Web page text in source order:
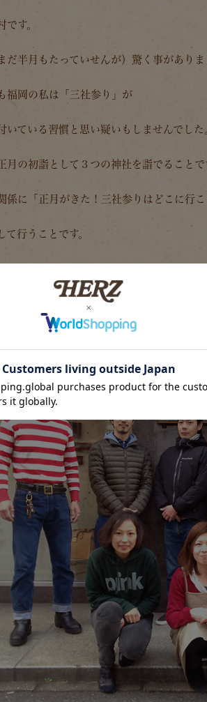
す。
だ半月もたっていせんが）驚く事がありま
福岡の私は「三社参り」が
いている習慣と思い疑いもしませんでした
月の初詣として３つの神社を詣でることで
係に「正月がきた！三社参りはどこに行こ
て行うことです。
福岡を中心にした九州地方と四国の一部
今年一番の驚きでした！
多工房では年始の仕事始めに集合写真を二